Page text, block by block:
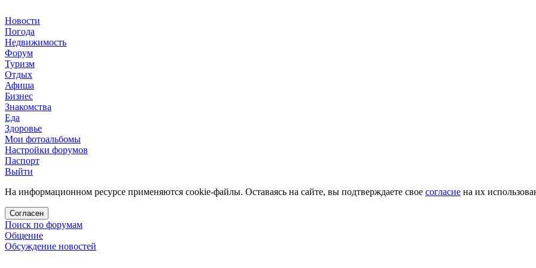
Новости
Погода
Недвижимость
Форум
Туризм
Отдых
Афиша
Бизнес
Знакомства
Еда
Здоровье
Мои фотоальбомы
Настройки форумов
Паспорт
Выйти
На информационном ресурсе применяются cookie-файлы. Оставаясь на сайте, вы подтверждаете свое согласие на их
Согласен
Поиск по форумам
Общение
Обсуждение новостей